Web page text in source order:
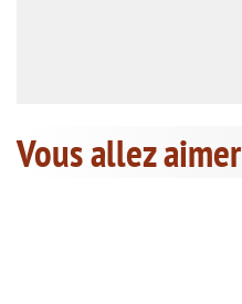
Vous allez aimer